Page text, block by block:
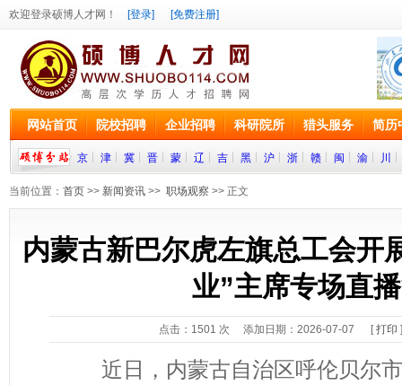
欢迎登录硕博人才网！ [登录] [免费注册]
网站首页 院校招聘 企业招聘 科研院所 猎头服务 简历
京 津 冀 晋 蒙 辽 吉 黑 沪 浙 赣 闽 渝 川
当前位置： 首页 >> 新闻资讯 >> 职场观察 >> 正文
内蒙古新巴尔虎左旗总工会开
业”主席专场直
点击： 1501 次 添加日期：2026-07-07 [打印
近日，内蒙古自治区呼伦贝尔市